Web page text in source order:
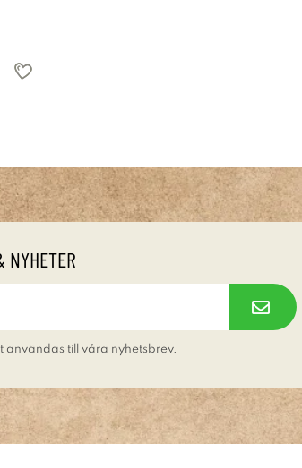
NYHETER
användas till våra nyhetsbrev.